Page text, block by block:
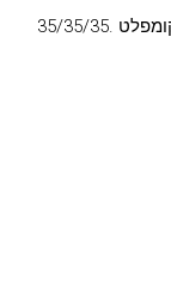
אקווריום מים מלוחים Plug&Play קומפלט .35/35/35